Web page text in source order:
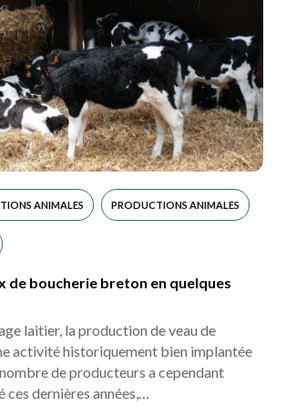
ANIMALES PRODUCTIONS ANIMALES
de boucherie breton en quelques
laitier, la production de veau de
activité historiquement bien implantée
de producteurs a cependant
ces dernières années,…